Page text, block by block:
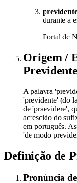
durante a
Portal de
Origem /
A palavra
'previdente' (do
de 'praevidere',
acrescido do
em português.
'de modo
Definição de
Pronúncia de